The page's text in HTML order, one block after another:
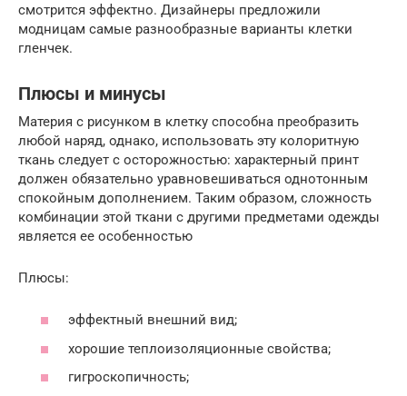
смотрится эффектно. Дизайнеры предложили
модницам самые разнообразные варианты клетки
гленчек.
Плюсы и минусы
Материя с рисунком в клетку способна преобразить
любой наряд, однако, использовать эту колоритную
ткань следует с осторожностью: характерный принт
должен обязательно уравновешиваться однотонным
спокойным дополнением. Таким образом, сложность
комбинации этой ткани с другими предметами одежды
является ее особенностью
Плюсы:
эффектный внешний вид;
хорошие теплоизоляционные свойства;
гигроскопичность;